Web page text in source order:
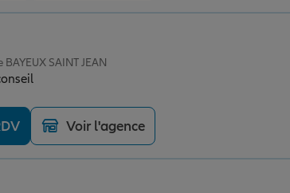
SAINT JEAN
Voir l'agence